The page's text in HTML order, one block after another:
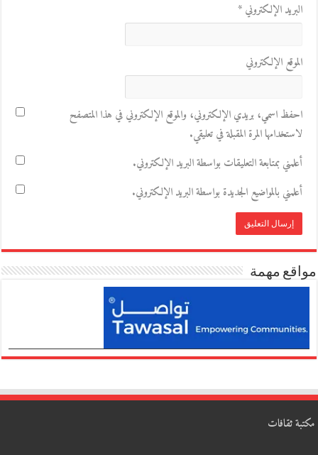
البريد الإلكتروني*
الموقع الإلكتروني
احفظ اسمي، بريدي الإلكتروني، والموقع الإلكتروني في هذا المتصفح
لاستخدامها المرة المقبلة في تعليقي.
أعلمني بمتابعة التعليقات بواسطة البريد الإلكتروني.
أعلمني بالمواضيع الجديدة بواسطة البريد الإلكتروني.
مواقع مهمة
مكتبة ثقافات